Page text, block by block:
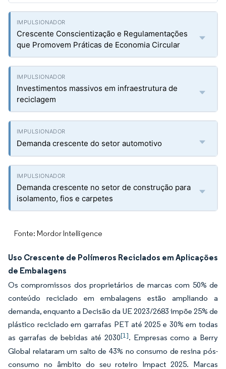
Crescente Conscientização e Regulamentações
que Promovem Práticas de Economia Circular
Investimentos massivos em infraestrutura de
reciclagem
Demanda crescente do setor automotivo
Demanda crescente no setor de construção para
isolamento, fios e carpetes
Fonte: Mordor Intelligence
Uso Crescente de Polímeros Reciclados em Aplicações
de Embalagens
Os compromissos dos proprietários de marcas com 50% de
conteúdo reciclado em embalagens estão ampliando a
demanda, enquanto a Decisão da UE 2023/2683 impõe 25% de
plástico reciclado em garrafas PET até 2025 e 30% em todas
as garrafas de bebidas até 2030[1]. Empresas como a Berry
Global relataram um salto de 43% no consumo de resina pós-
consumo no âmbito do seu roteiro Impact 2025. Marcas